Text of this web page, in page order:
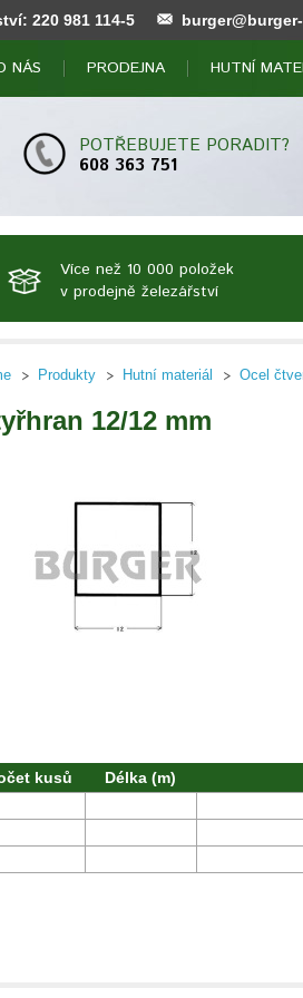
220 981 114-5
NÁS PRODEJNA HUTNÍ
POTŘEBUJETE PORADIT?
608 363 751
Více než 10 000 položek
v prodejně železářství
Produkty Hutní materiál Ocel
12/12 mm
kusů Délka (m)